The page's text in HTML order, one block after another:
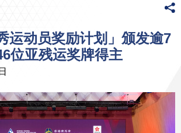
运动员奖励计划」颁发逾7
位亚残运奖牌得主